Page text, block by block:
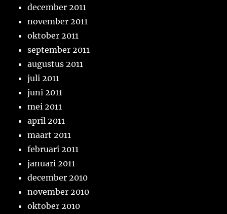
december 2011
november 2011
oktober 2011
september 2011
augustus 2011
juli 2011
juni 2011
mei 2011
april 2011
maart 2011
februari 2011
januari 2011
december 2010
november 2010
oktober 2010